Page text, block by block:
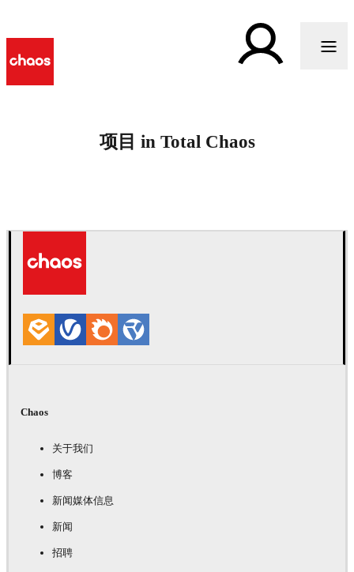
项目 in Total Chaos
Chaos
关于我们
博客
新闻媒体信息
新闻
招聘